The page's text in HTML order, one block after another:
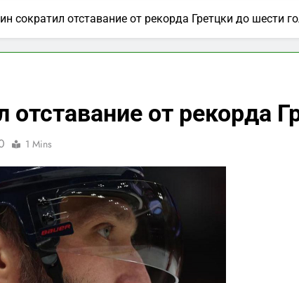
сократил отставание от рекорда Гретцки до шести
отставание от рекорда
1 Mins